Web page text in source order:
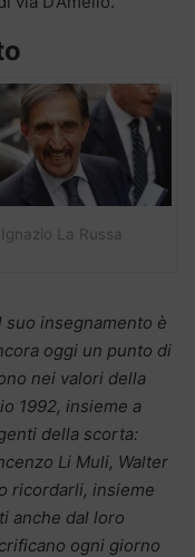
Ignazio La Russa
suo insegnamento è
oggi un punto di
nei valori della
1992, insieme a
della scorta:
Li Muli, Walter
ricordarli, insieme
anche dal loro
ogni giorno